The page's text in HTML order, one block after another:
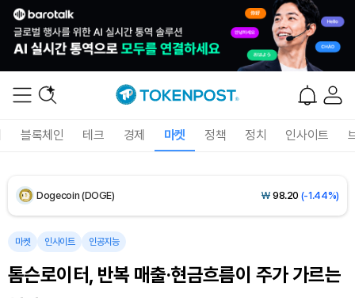
블록체인 테크 경제 마켓 정책 정치 인사이트
XRP (XRP) 1,449(-3.05%)
Dogecoin (DOGE) ₩ 98.20 (-1.44%)
Bitcoin (BTC)
마켓 인사이트 인공지능
톰슨로이터, 반복 매출·현금흐름이 주가 가르는